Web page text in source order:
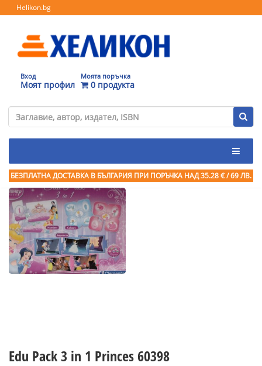
Helikon.bg
Вход
Моят профил
Моята поръчка
0 продукта
БЕЗПЛАТНА ДОСТАВКА В БЪЛГАРИЯ ПРИ ПОРЪЧКА НАД 35.28 € / 69 ЛВ.
Edu Pack 3 in 1 Princes 60398